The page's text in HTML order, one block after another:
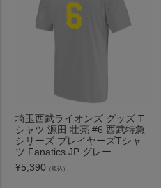
埼玉西武ライオンズ グッズ T
シャツ 源田 壮亮 #6 西武特急
シリーズ プレイヤーズTシャ
ツ Fanatics JP グレー
¥5,390 （税込）